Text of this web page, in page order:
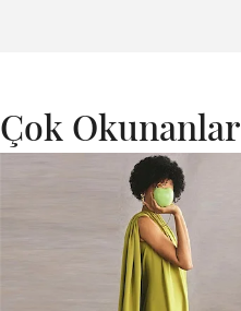
Çok Okunanlar